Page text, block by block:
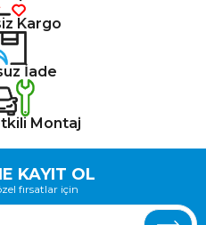
Kargo
İade
Montaj
KAYIT OL
fırsatlar için